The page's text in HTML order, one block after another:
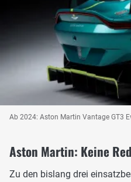
Ab 2024: Aston Martin Vantage GT3
Aston Martin: Keine
Zu den bislang drei